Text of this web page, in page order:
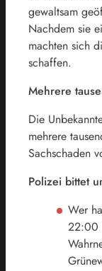
gewaltsam
Nachdem sie
machten sich
schaffen.
Mehrere
Die
mehrere
Sachschaden
Polizei bittet
Wer
22:00